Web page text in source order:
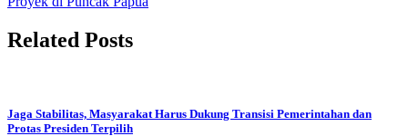
Related Posts
Jaga Stabilitas, Masyarakat Harus Dukung Transisi Pemerintahan dan
Protas Presiden Terpilih